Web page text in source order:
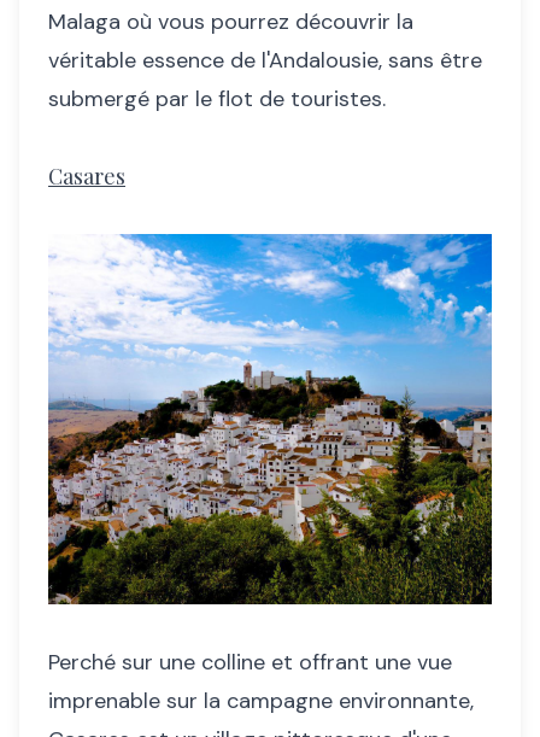
Malaga où vous pourrez découvrir la
véritable essence de l'Andalousie, sans être
submergé par le flot de touristes.
Casares
Perché sur une colline et offrant une vue
imprenable sur la campagne environnante,